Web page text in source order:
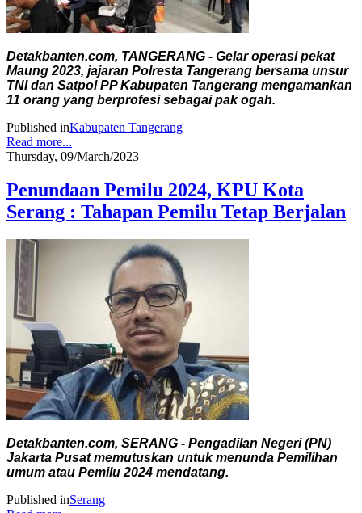
Detakbanten.com, TANGERANG - Gelar operasi pekat
Maung 2023, jajaran Polresta Tangerang bersama unsur
TNI dan Satpol PP Kabupaten Tangerang mengamankan
11 orang yang berprofesi sebagai pak ogah.
Published inKabupaten Tangerang
Read more...
Thursday, 09/March/2023
Penundaan Pemilu 2024, KPU Kota
Serang : Tahapan Pemilu Tetap Berjalan
Detakbanten.com, SERANG - Pengadilan Negeri (PN)
Jakarta Pusat memutuskan untuk menunda Pemilihan
umum atau Pemilu 2024 mendatang.
Published inSerang